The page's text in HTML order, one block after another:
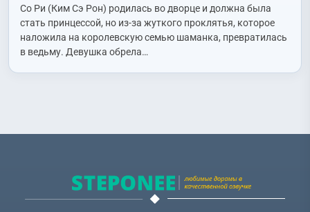
Со Ри (Ким Сэ Рон) родилась во дворце и должна была
стать принцессой, но из-за жуткого проклятья, которое
наложила на королевскую семью шаманка, превратилась
в ведьму. Девушка обрела…